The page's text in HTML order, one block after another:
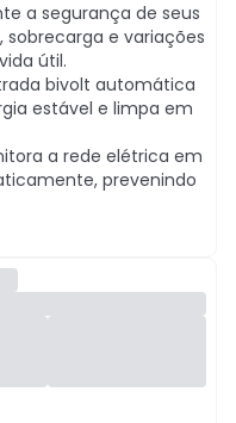
a segurança de seus
e variações
útil.
bivolt automática
estável e limpa em
a rede elétrica em
prevenindo